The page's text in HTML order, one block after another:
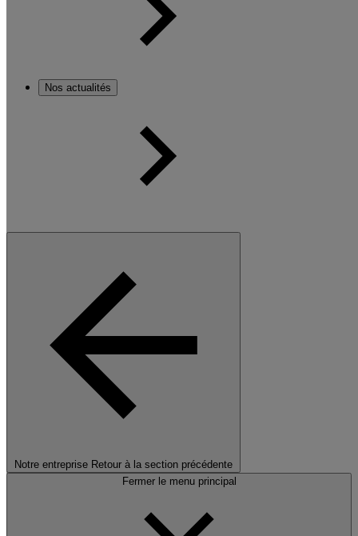
Nos actualités
Notre entreprise Retour à la section précédente
Fermer le menu principal